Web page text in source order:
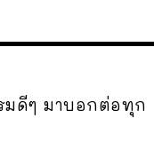
มดีๆ มาบอกต่อทุก